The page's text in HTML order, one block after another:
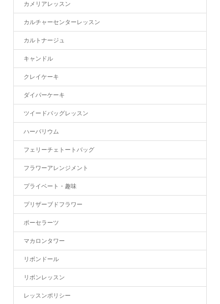
カメリアレッスン
カルチャーセンターレッスン
カルトナージュ
キャンドル
クレイケーキ
ダイパーケーキ
ツイードバッグレッスン
ハーバリウム
フェリーチェトートバッグ
フラワーアレンジメント
プライベート・趣味
プリザーブドフラワー
ポーセラーツ
マカロンタワー
リボンドール
リボンレッスン
レッスンポリシー